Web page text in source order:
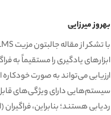
بهروز میرزایی
ابزارهای یادگیری را مستقیماً به
ارزیابی می‌تواند به صورت
سیستم‌هایی دارای ویژگی‌های قابل
ردیابی هستند؛ بنابراین، فراگیران